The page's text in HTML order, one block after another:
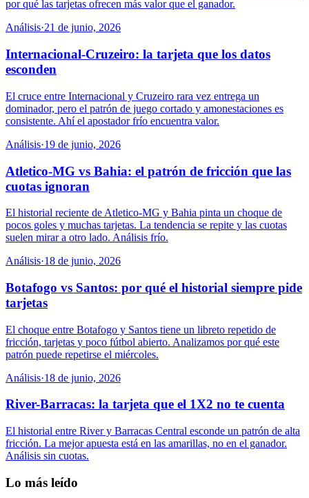
por qué las tarjetas ofrecen más valor que el ganador.
Análisis·21 de junio, 2026
Internacional-Cruzeiro: la tarjeta que los datos
esconden
El cruce entre Internacional y Cruzeiro rara vez entrega un
dominador, pero el patrón de juego cortado y amonestaciones es
consistente. Ahí el apostador frío encuentra valor.
Análisis·19 de junio, 2026
Atletico-MG vs Bahia: el patrón de fricción que las
cuotas ignoran
El historial reciente de Atletico-MG y Bahia pinta un choque de
pocos goles y muchas tarjetas. La tendencia se repite y las cuotas
suelen mirar a otro lado. Análisis frío.
Análisis·18 de junio, 2026
Botafogo vs Santos: por qué el historial siempre pide
tarjetas
El choque entre Botafogo y Santos tiene un libreto repetido de
fricción, tarjetas y poco fútbol abierto. Analizamos por qué este
patrón puede repetirse el miércoles.
Análisis·18 de junio, 2026
River-Barracas: la tarjeta que el 1X2 no te cuenta
El historial entre River y Barracas Central esconde un patrón de alta
fricción. La mejor apuesta está en las amarillas, no en el ganador.
Análisis sin cuotas.
Lo más leído